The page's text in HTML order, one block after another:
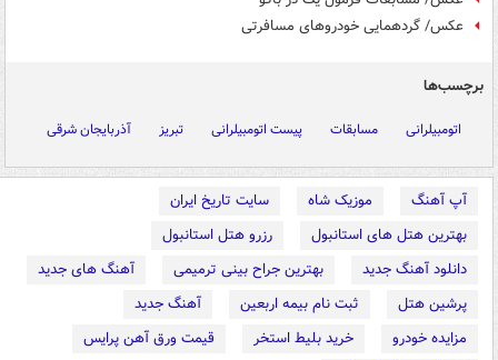
عکس/ گردهمایی خودروهای مسافرتی
برچسب‌ها
اتومبیلرانی مسابقات پیست اتومبیلرانی تبریز آذربایجان شرقی
آپ آهنگ موزیک شاه
سایت تاریخ ایران
بهترین هتل های استانبول
رزرو هتل استانبول
دانلود آهنگ جدید
بهترین جراح بینی ترمیمی
آهنگ های جدید
پرشین هتل
ثبت نام بیمه اربعین
آهنگ جدید
مزایده خودرو
خرید بلیط استخر
قیمت ورق آهن پرایس